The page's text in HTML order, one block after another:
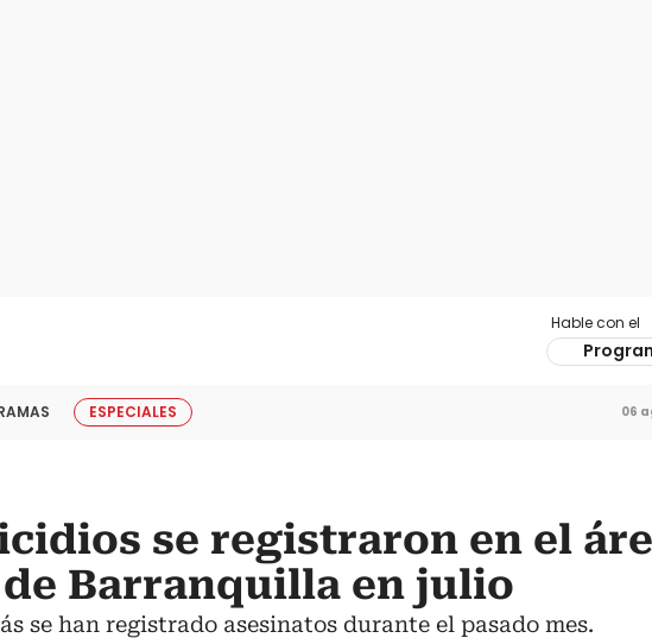
Hable con el
ESPECIALES 06
se registraron en el
Barranquilla en julio
se han registrado asesinatos durante el pasado mes.